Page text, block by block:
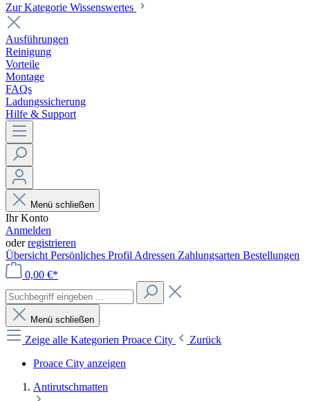
Zur Kategorie Wissenswertes
Ausführungen
Reinigung
Vorteile
Montage
FAQs
Ladungssicherung
Hilfe & Support
Menü schließen
Ihr Konto
Anmelden
oderregistrieren
Übersicht Persönliches Profil Adressen Zahlungsarten Bestellungen
0,00 €*
Menü schließen
Zeige alle Kategorien Proace City
Zurück
Proace City anzeigen
Antirutschmatten